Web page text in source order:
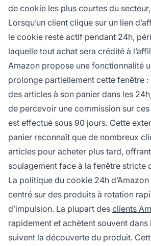
de cookie les plus courtes du
Lorsqu’un client clique sur un lien
le cookie reste actif pendant 24h,
laquelle tout achat sera crédité à
Amazon propose une fonctionnalité
prolonge partiellement cette fenêtre :
des articles à son panier dans les
de percevoir une commission sur ces
est effectué sous 90 jours. Cette
panier reconnaît que de nombreux
articles pour acheter plus tard,
soulagement face à la fenêtre stricte
La politique du cookie 24h
centré sur des produits à rotation
d’impulsion. La plupart des clients
rapidement et achètent souvent dans
suivent la découverte du produit.